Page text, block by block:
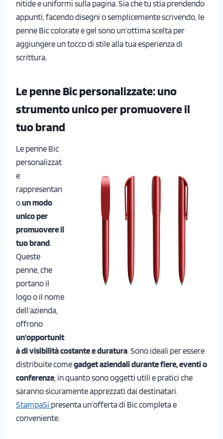
nitide e uniformi sulla pagina. Sia che tu stia prendendo
appunti, facendo disegni o semplicemente scrivendo, le
penne Bic colorate e gel sono un’ottima scelta per
aggiungere un tocco di stile alla tua esperienza di
scrittura.
Le penne Bic personalizzate: uno
strumento unico per promuovere il
tuo brand
Le penne Bic
personalizzat
e
rappresentan
oun modo
unico per
promuovere il
tuo brand.
Queste
penne, che
portano il
logo o il nome
dell’azienda,
offrono
un’opportunit
à di visibilità costante e duratura. Sono ideali per essere
distribuite comegadget aziendali durante fiere, eventi o
conferenze , in quanto sono oggetti utili e pratici che
saranno sicuramente apprezzati dai destinatari.
StampaSi presenta un’offerta di Bic completa e
conveniente.